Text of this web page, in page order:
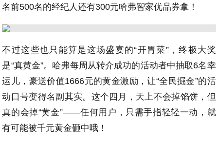
名前500名的经纪人还有300元哈弗智家优品券拿！
不过这些也只能算是这场盛宴的“开胃菜”，终极大奖
是“真黄金”。哈弗每周从转介成功的活动者中抽取6名幸
运儿，豪送价值1666元的黄金激励，让“全民掘金”的活
动口号变得名副其实。这个四月，天上不会掉馅饼，但
真的会掉“黄金”——任何用户，只需手指轻轻一动，就
有可能被千元黄金砸中哦！